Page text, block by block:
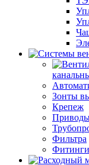
Зонты
Крепеж
Фильтра
Фитинги